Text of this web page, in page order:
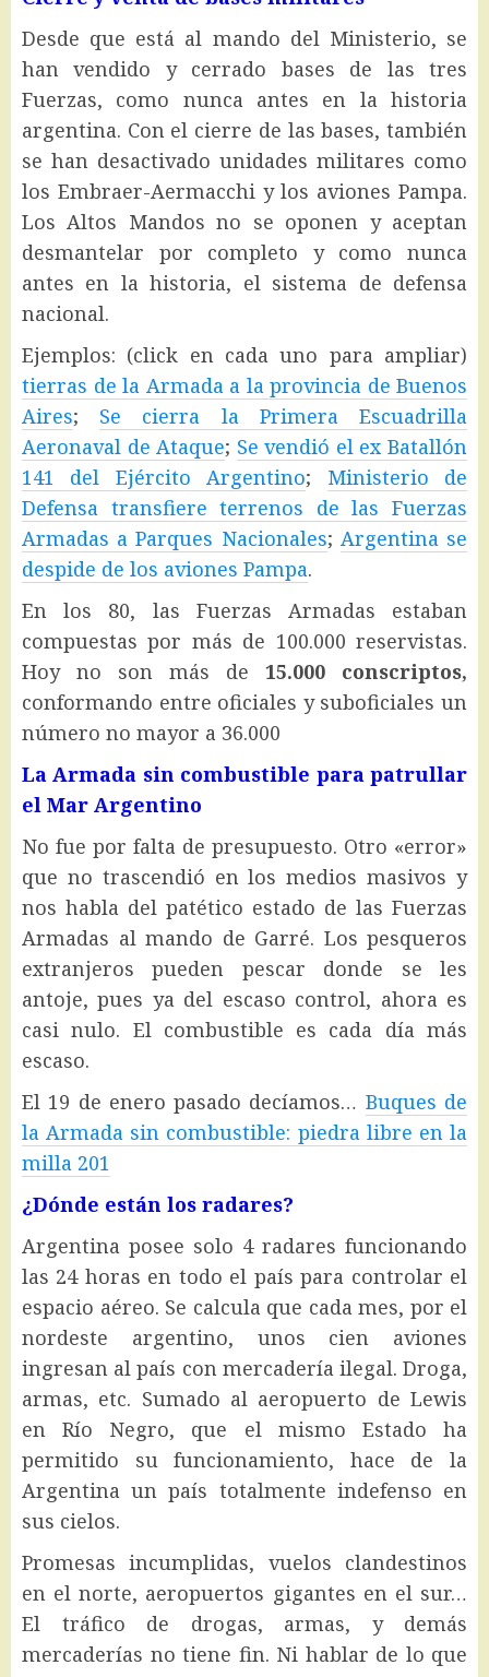
Desde que está al mando del Ministerio, se
han vendido y cerrado bases de las tres
Fuerzas, como nunca antes en la historia
argentina. Con el cierre de las bases, también
se han desactivado unidades militares como
los Embraer-Aermacchi y los aviones Pampa.
Los Altos Mandos no se oponen y aceptan
desmantelar por completo y como nunca
antes en la historia, el sistema de defensa
nacional.
Ejemplos: (click en cada uno para ampliar)
tierras de la Armada a la provincia de Buenos
Aires; Se cierra la Primera Escuadrilla
Aeronaval de Ataque; Se vendió el ex Batallón
141 del Ejército Argentino; Ministerio de
Defensa transfiere terrenos de las Fuerzas
Armadas a Parques Nacionales; Argentina se
despide de los aviones Pampa.
En los 80, las Fuerzas Armadas estaban
compuestas por más de 100.000 reservistas.
Hoy no son más de 15.000 conscriptos,
conformando entre oficiales y suboficiales un
número no mayor a 36.000
La Armada sin combustible para patrullar
el Mar Argentino
No fue por falta de presupuesto. Otro «error»
que no trascendió en los medios masivos y
nos habla del patético estado de las Fuerzas
Armadas al mando de Garré. Los pesqueros
extranjeros pueden pescar donde se les
antoje, pues ya del escaso control, ahora es
casi nulo. El combustible es cada día más
escaso.
El 19 de enero pasado decíamos… Buques de
la Armada sin combustible: piedra libre en la
milla 201
¿Dónde están los radares?
Argentina posee solo 4 radares funcionando
las 24 horas en todo el país para controlar el
espacio aéreo. Se calcula que cada mes, por el
nordeste argentino, unos cien aviones
ingresan al país con mercadería ilegal. Droga,
armas, etc. Sumado al aeropuerto de Lewis
en Río Negro, que el mismo Estado ha
permitido su funcionamiento, hace de la
Argentina un país totalmente indefenso en
sus cielos.
Promesas incumplidas, vuelos clandestinos
en el norte, aeropuertos gigantes en el sur…
El tráfico de drogas, armas, y demás
mercaderías no tiene fin. Ni hablar de lo que